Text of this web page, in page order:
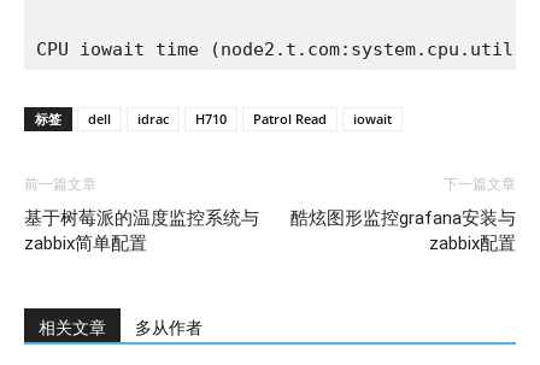
CPU iowait time
标签 dell idrac H710 Patrol Read iowait
前一篇文章
基于树莓派的温度监控系统与
zabbix简单配置
下一篇文章
酷炫图形监控grafana安装与
zabbix配置
相关文章 多从作者